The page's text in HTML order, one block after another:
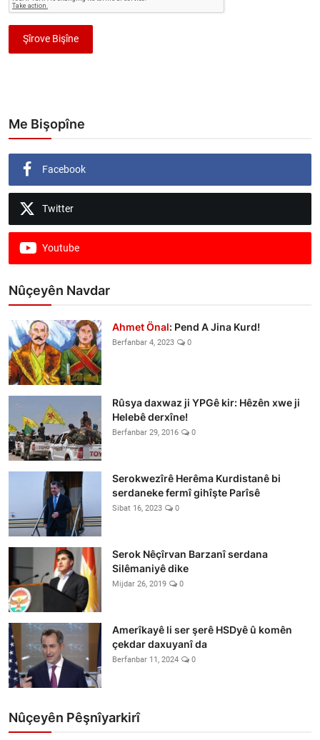
Şîrove Bişîne
Me Bişopîne
Facebook
Twitter
Youtube
Nûçeyên Navdar
Ahmet Önal: Pend A Jina Kurd!
Berfanbar 4, 2023 0
Rûsya daxwaz ji YPGê kir: Hêzên xwe ji
Helebê derxîne!
Berfanbar 29, 2016 0
Serokwezîrê Herêma Kurdistanê bi
serdaneke fermî gihîşte Parîsê
Sibat 16, 2023 0
Serok Nêçîrvan Barzanî serdana
Silêmaniyê dike
Mijdar 26, 2019 0
Amerîkayê li ser şerê HSDyê û komên
çekdar daxuyanî da
Berfanbar 11, 2024 0
Nûçeyên Pêşnîyarkirî